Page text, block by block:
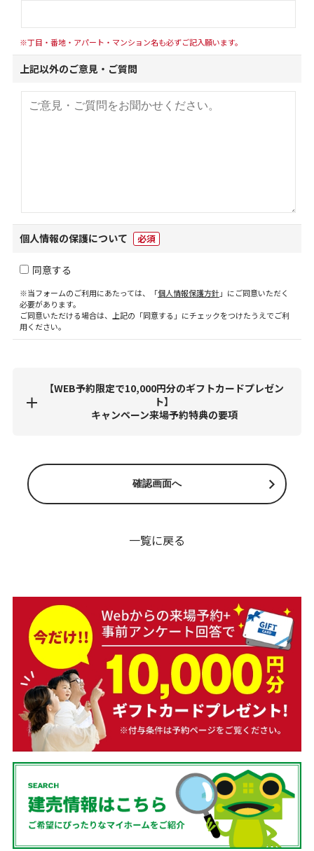
※丁目・番地・アパート・マンション名も必ずご記入願います。
上記以外のご意見・ご質問
個人情報の保護について 必須
同意する
※当フォームのご利用にあたっては、「個人情報保護方針」にご同意いただく
必要があります。
ご同意いただける場合は、上記の「同意する」にチェックをつけたうえでご利
用ください。
【WEB予約限定で10,000円分のギフトカードプレゼン
ト】
キャンペーン来場予約特典の要項
一覧に戻る